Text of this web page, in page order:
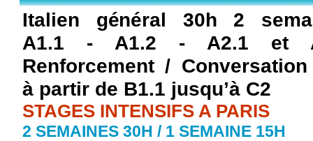
Italien général 30h 2
A1.1 - A1.2 - A2.1 et
Renforcement /
à partir de B1.1 jusqu’à C2
STAGES INTENSIFS A PARIS
2 SEMAINES 30H / 1 SEMAINE 15H